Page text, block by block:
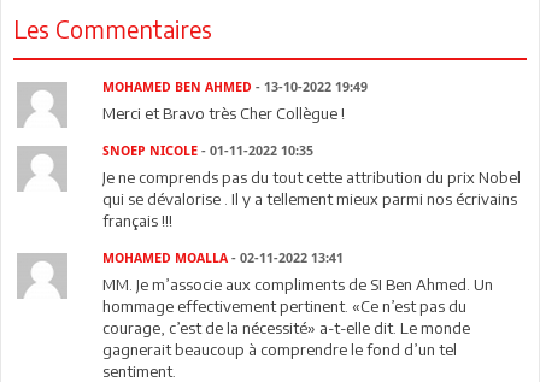
Les Commentaires
MOHAMED BEN AHMED - 13-10-2022 19:49
Merci et Bravo très Cher Collègue !
SNOEP NICOLE - 01-11-2022 10:35
Je ne comprends pas du tout cette attribution du prix Nobel
qui se dévalorise . Il y a tellement mieux parmi nos écrivains
français !!!
MOHAMED MOALLA - 02-11-2022 13:41
MM. Je m’associe aux compliments de SI Ben Ahmed. Un
hommage effectivement pertinent. «Ce n’est pas du
courage, c’est de la nécessité» a-t-elle dit. Le monde
gagnerait beaucoup à comprendre le fond d’un tel
sentiment.